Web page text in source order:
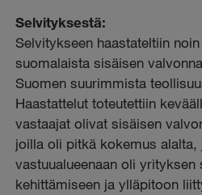
Selvityksestä:
Selvitykseen haastateltiin
suomalaista sisäisen
Suomen suurimmista
Haastattelut toteutettiin
vastaajat olivat sisäisen
joilla oli pitkä kokemus alalta,
vastuualueenaan oli yrityksen
kehittämiseen ja ylläpitoon